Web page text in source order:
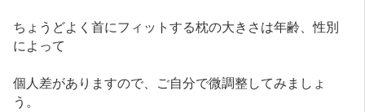
ちょうどよく首にフィットする枕の大きさは年齢、性別
によって
個人差がありますので、ご自分で微調整してみましょ
う。